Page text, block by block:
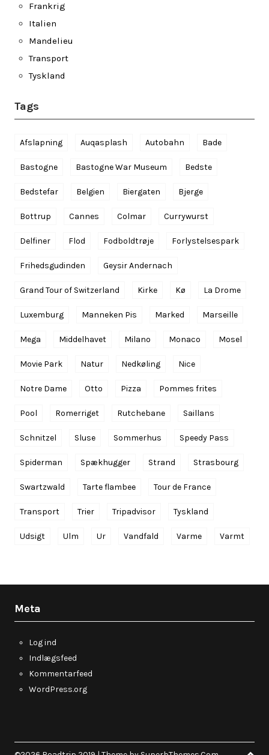
Frankrig
Italien
Mandelieu
Transport
Tyskland
Tags
Afslapning Auqasplash Autobahn Bade
Bastogne Bastogne War Museum Bedste
Bedstefar Belgien Biergaten Bjerge
Bottrup Cannes Colmar Currywurst
Delfiner Flod Fodboldtrøje Forlystelsespark
Frihedsgudinden Geysir Andernach
Grand Tour of Switzerland Kirke Kø La Drome
Luxemburg Manneken Pis Marked Marseille
Mega Middelhavet Milano Monaco Mosel
Movie Park Natur Nedkøling Nice
Notre Dame Otto Pizza Pommes frites
Pool Romerriget Rutchebane Saillans
Schnitzel Sluse Sommerhus Speedy Pass
Spiderman Spækhugger Strand Strasbourg
Swartzwald Tarte flambee Tour de France
Transport Trier Tripadvisor Tyskland
Udsigt Ulm Ur Vandfald Varme Varmt
Meta
Log ind
Indlægsfeed
Kommentarfeed
WordPress.org